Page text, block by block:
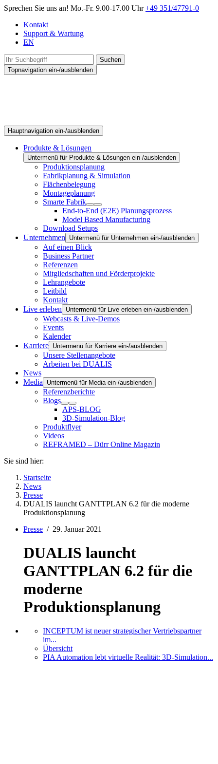
Sprechen Sie uns an! Mo.-Fr. 9.00-17.00 Uhr +49 351/47791-0
Kontakt
Support & Wartung
EN
Suchen
Topnavigation ein-/ausblenden
Hauptnavigation ein-/ausblenden
Produkte & Lösungen
Untermenü für Produkte & Lösungen ein-/ausblenden
Produktionsplanung
Fabrikplanung & Simulation
Flächenbelegung
Montageplanung
Smarte Fabrik
End-to-End (E2E) Planungsprozess
Model Based Manufacturing
Download Setups
Unternehmen
Untermenü für Unternehmen ein-/ausblenden
Auf einen Blick
Business Partner
Referenzen
Mitgliedschaften und Förderprojekte
Lehrangebote
Leitbild
Kontakt
Live erleben
Untermenü für Live erleben ein-/ausblenden
Webcasts & Live-Demos
Events
Kalender
Karriere Untermenü für Karriere ein-/ausblenden
Unsere Stellenangebote
Arbeiten bei DUALIS
News
Media
Untermenü für Media ein-/ausblenden
Referenzberichte
Blogs
APS-BLOG
3D-Simulation-Blog
Produktflyer
Videos
REFRAMED – Dürr Online Magazin
Sie sind hier:
Startseite
News
Presse
DUALIS launcht GANTTPLAN 6.2 für die moderne
Produktionsplanung
Presse / 29. Januar 2021
DUALIS launcht
GANTTPLAN 6.2 für die
moderne
Produktionsplanung
INCEPTUM ist neuer strategischer Vertriebspartner
im...
Übersicht
PIA Automation lebt virtuelle Realität: 3D-Simulation...